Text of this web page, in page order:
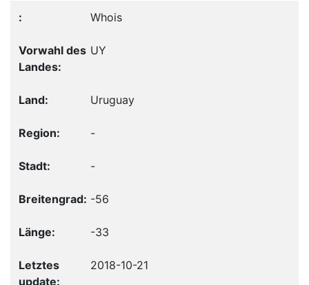
Whois
UY
Uruguay
-
-
-56
-33
2018-10-21